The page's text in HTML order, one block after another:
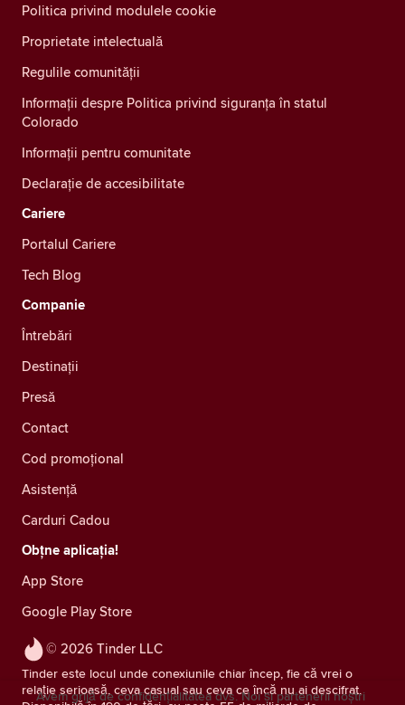
© 2026 Tinder LLC
Tinder este locul unde conexiunile chiar încep, fie că vrei o
relație serioasă, ceva casual sau ceva ce încă nu ai descifrat.
Politica privind modulele cookie
Proprietate intelectuală
Regulile comunității
Informații despre Politica privind siguranța în statul
Colorado
Informații pentru comunitate
Declarație de accesibilitate
Cariere
Portalul Cariere
Tech Blog
Companie
Întrebări
Destinații
Presă
Contact
Cod promoțional
Asistență
Carduri Cadou
Obțne aplicația!
App Store
Google Play Store
Avem grijă de confidențialitatea dvs. Noi și partenerii noștri